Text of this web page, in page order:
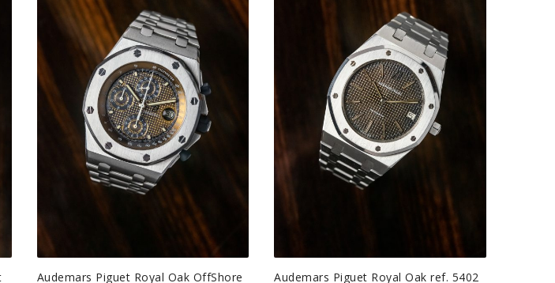
Audemars Piguet Royal Oak OffShore
Audemars Piguet Royal Oak ref. 5402